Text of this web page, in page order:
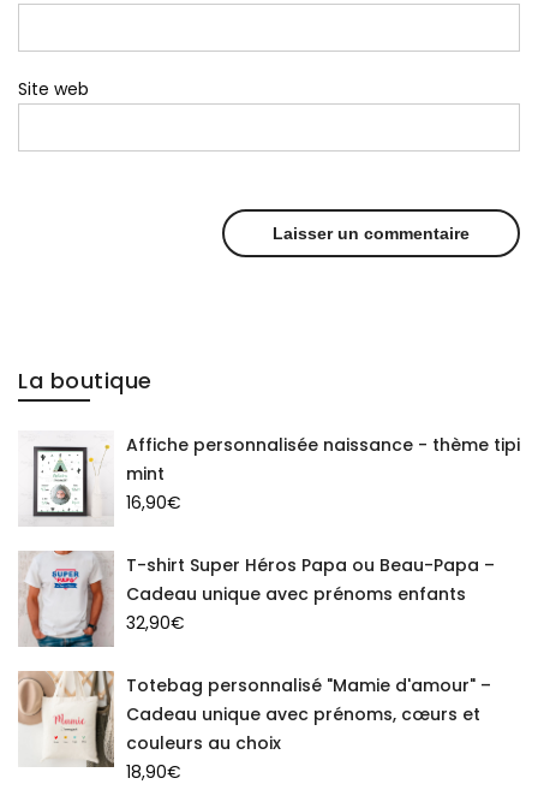
Site web
La boutique
Affiche personnalisée naissance - thème tipi
mint
16,90€
T-shirt Super Héros Papa ou Beau-Papa –
Cadeau unique avec prénoms enfants
32,90€
Totebag personnalisé "Mamie d'amour" –
Cadeau unique avec prénoms, cœurs et
couleurs au choix
18,90€